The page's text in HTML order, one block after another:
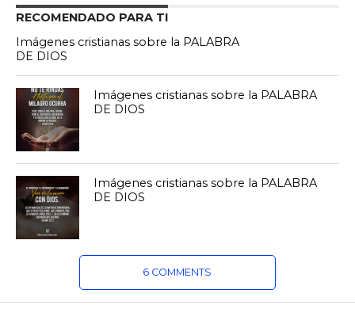
RECOMENDADO PARA TI
Imágenes cristianas sobre la PALABRA
DE DIOS
Imágenes cristianas sobre la PALABRA
DE DIOS
Imágenes cristianas sobre la PALABRA
DE DIOS
6 COMMENTS